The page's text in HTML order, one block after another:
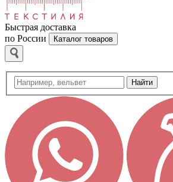
Быстрая доставка
по России
Каталог товаров
Найти